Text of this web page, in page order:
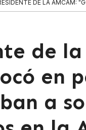
DE LA AMCAM:
de la
en
a